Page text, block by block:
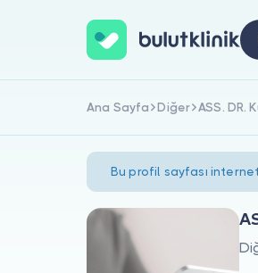
Ana Sayfa Diğer ASS. DR.
Bu profil sayfası